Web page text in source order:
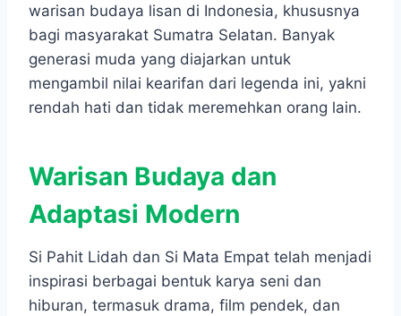
warisan budaya lisan di Indonesia, khususnya
bagi masyarakat Sumatra Selatan. Banyak
generasi muda yang diajarkan untuk
mengambil nilai kearifan dari legenda ini, yakni
rendah hati dan tidak meremehkan orang lain.
Warisan Budaya dan
Adaptasi Modern
Si Pahit Lidah dan Si Mata Empat telah menjadi
inspirasi berbagai bentuk karya seni dan
hiburan, termasuk drama, film pendek, dan